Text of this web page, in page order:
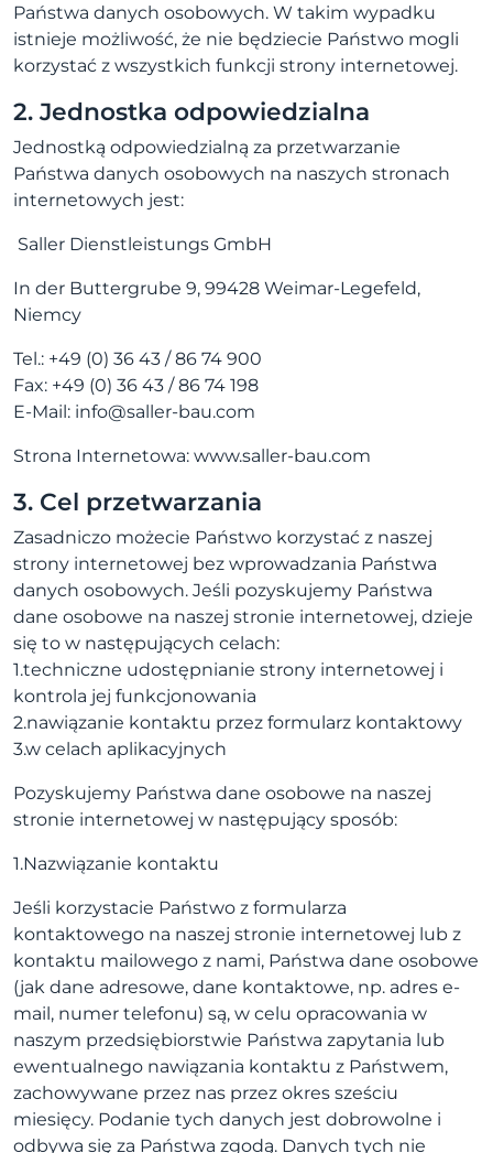
Państwa danych osobowych. W takim wypadku
istnieje możliwość, że nie będziecie Państwo mogli
korzystać z wszystkich funkcji strony internetowej.
2. Jednostka odpowiedzialna
Jednostką odpowiedzialną za przetwarzanie
Państwa danych osobowych na naszych stronach
internetowych jest:
Saller Dienstleistungs GmbH
In der Buttergrube 9, 99428 Weimar-Legefeld,
Niemcy
Tel.: +49 (0) 36 43 / 86 74 900
Fax: +49 (0) 36 43 / 86 74 198
E-Mail: info@saller-bau.com
Strona Internetowa: www.saller-bau.com
3. Cel przetwarzania
Zasadniczo możecie Państwo korzystać z naszej
strony internetowej bez wprowadzania Państwa
danych osobowych. Jeśli pozyskujemy Państwa
dane osobowe na naszej stronie internetowej, dzieje
się to w następujących celach:
1.techniczne udostępnianie strony internetowej i
kontrola jej funkcjonowania
2.nawiązanie kontaktu przez formularz kontaktowy
3.w celach aplikacyjnych
Pozyskujemy Państwa dane osobowe na naszej
stronie internetowej w następujący sposób:
1.Nazwiązanie kontaktu
Jeśli korzystacie Państwo z formularza
kontaktowego na naszej stronie internetowej lub z
kontaktu mailowego z nami, Państwa dane osobowe
(jak dane adresowe, dane kontaktowe, np. adres e-
mail, numer telefonu) są, w celu opracowania w
naszym przedsiębiorstwie Państwa zapytania lub
ewentualnego nawiązania kontaktu z Państwem,
zachowywane przez nas przez okres sześciu
miesięcy. Podanie tych danych jest dobrowolne i
odbywa się za Państwa zgodą. Danych tych nie